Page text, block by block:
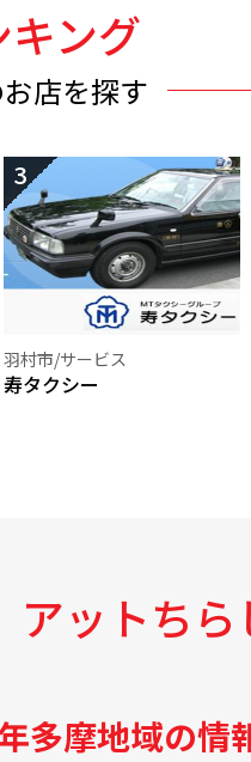
ング
店を探す
羽村市/サービス
寿タクシー
アットち
多摩地域の情